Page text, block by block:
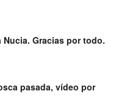
Nucia. Gracias por todo.
pasada, vídeo por